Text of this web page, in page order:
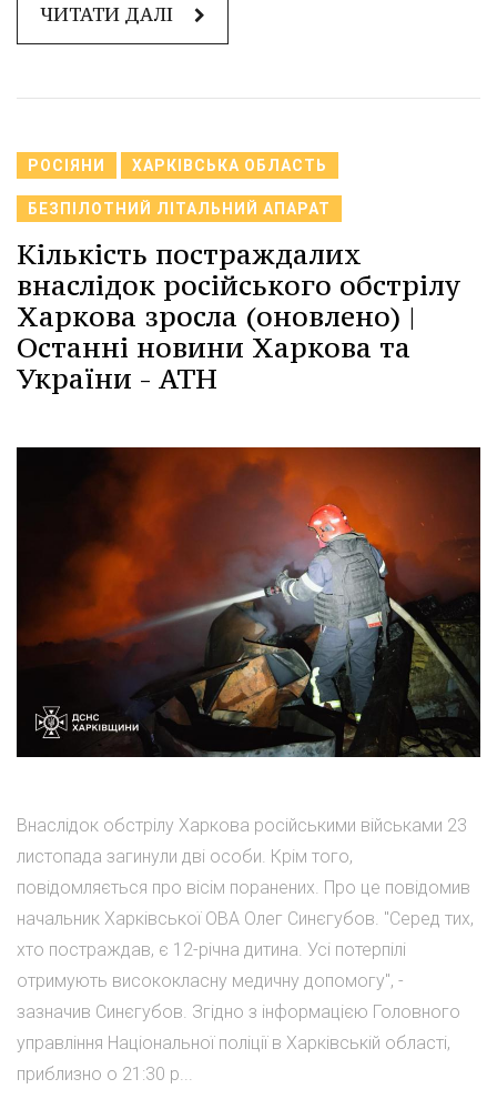
ЧИТАТИ ДАЛІ
РОСІЯНИ ХАРКІВСЬКА ОБЛАСТЬ
БЕЗПІЛОТНИЙ ЛІТАЛЬНИЙ АПАРАТ
Кількість постраждалих
внаслідок російського обстрілу
Харкова зросла (оновлено) |
Останні новини Харкова та
України - АТН
Внаслідок обстрілу Харкова російськими військами 23
листопада загинули дві особи. Крім того,
повідомляється про вісім поранених. Про це повідомив
начальник Харківської ОВА Олег Синєгубов. "Серед тих,
хто постраждав, є 12-річна дитина. Усі потерпілі
отримують висококласну медичну допомогу", -
зазначив Синєгубов. Згідно з інформацією Головного
управління Національної поліції в Харківській області,
приблизно о 21:30 р...